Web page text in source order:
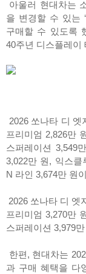
아울러 현대차는
을 변경할 수 있는
구매할 수 있도록
40주년 디스플레이
2026 쏘나타 디
프리미엄 2,826만
스퍼레이션 3,549
3,022만 원, 익스클
N 라인 3,674만 원
2026 쏘나타 디 엣
프리미엄 3,270만
스퍼레이션 3,979
한편, 현대차는
과 구매 혜택을 다